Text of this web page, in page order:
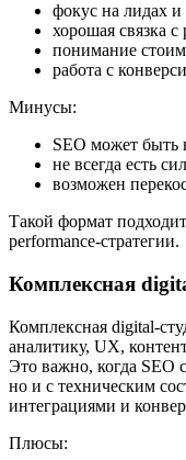
фокус на лидах
хорошая связка
понимание
работа с
Минусы:
SEO может быть
не всегда есть
возможен
Такой формат
performance-стратегии.
Комплексная
Комплексная digital-
аналитику, UX,
Это важно, когда SEO
но и с техническим
интеграциями и
Плюсы: